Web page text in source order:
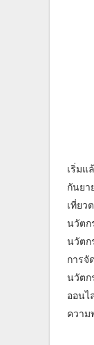
เริ่มแ
กันยา
เที่ยว
นวัตก
นวัตก
การจั
นวัตก
ออนไ
ความ